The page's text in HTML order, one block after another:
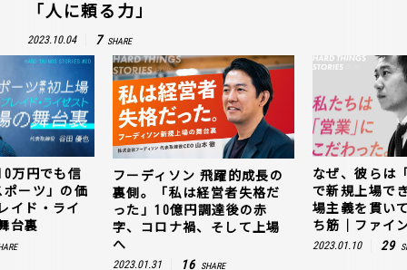
「人に頼る力」
2023.10.04 7 SHARE
万円でも信
ーツ」の価
イド・ライ
台裏
フーディソン 飛躍的成長の
裏側。「私は経営者失格だ
った」10億円調達後の赤
字、コロナ禍、そして上場
へ
2023.01.31 16 SHARE
なぜ、彼らは
で新規上場で
場主義を貫い
ち筋｜ファイ
2023.01.10 29